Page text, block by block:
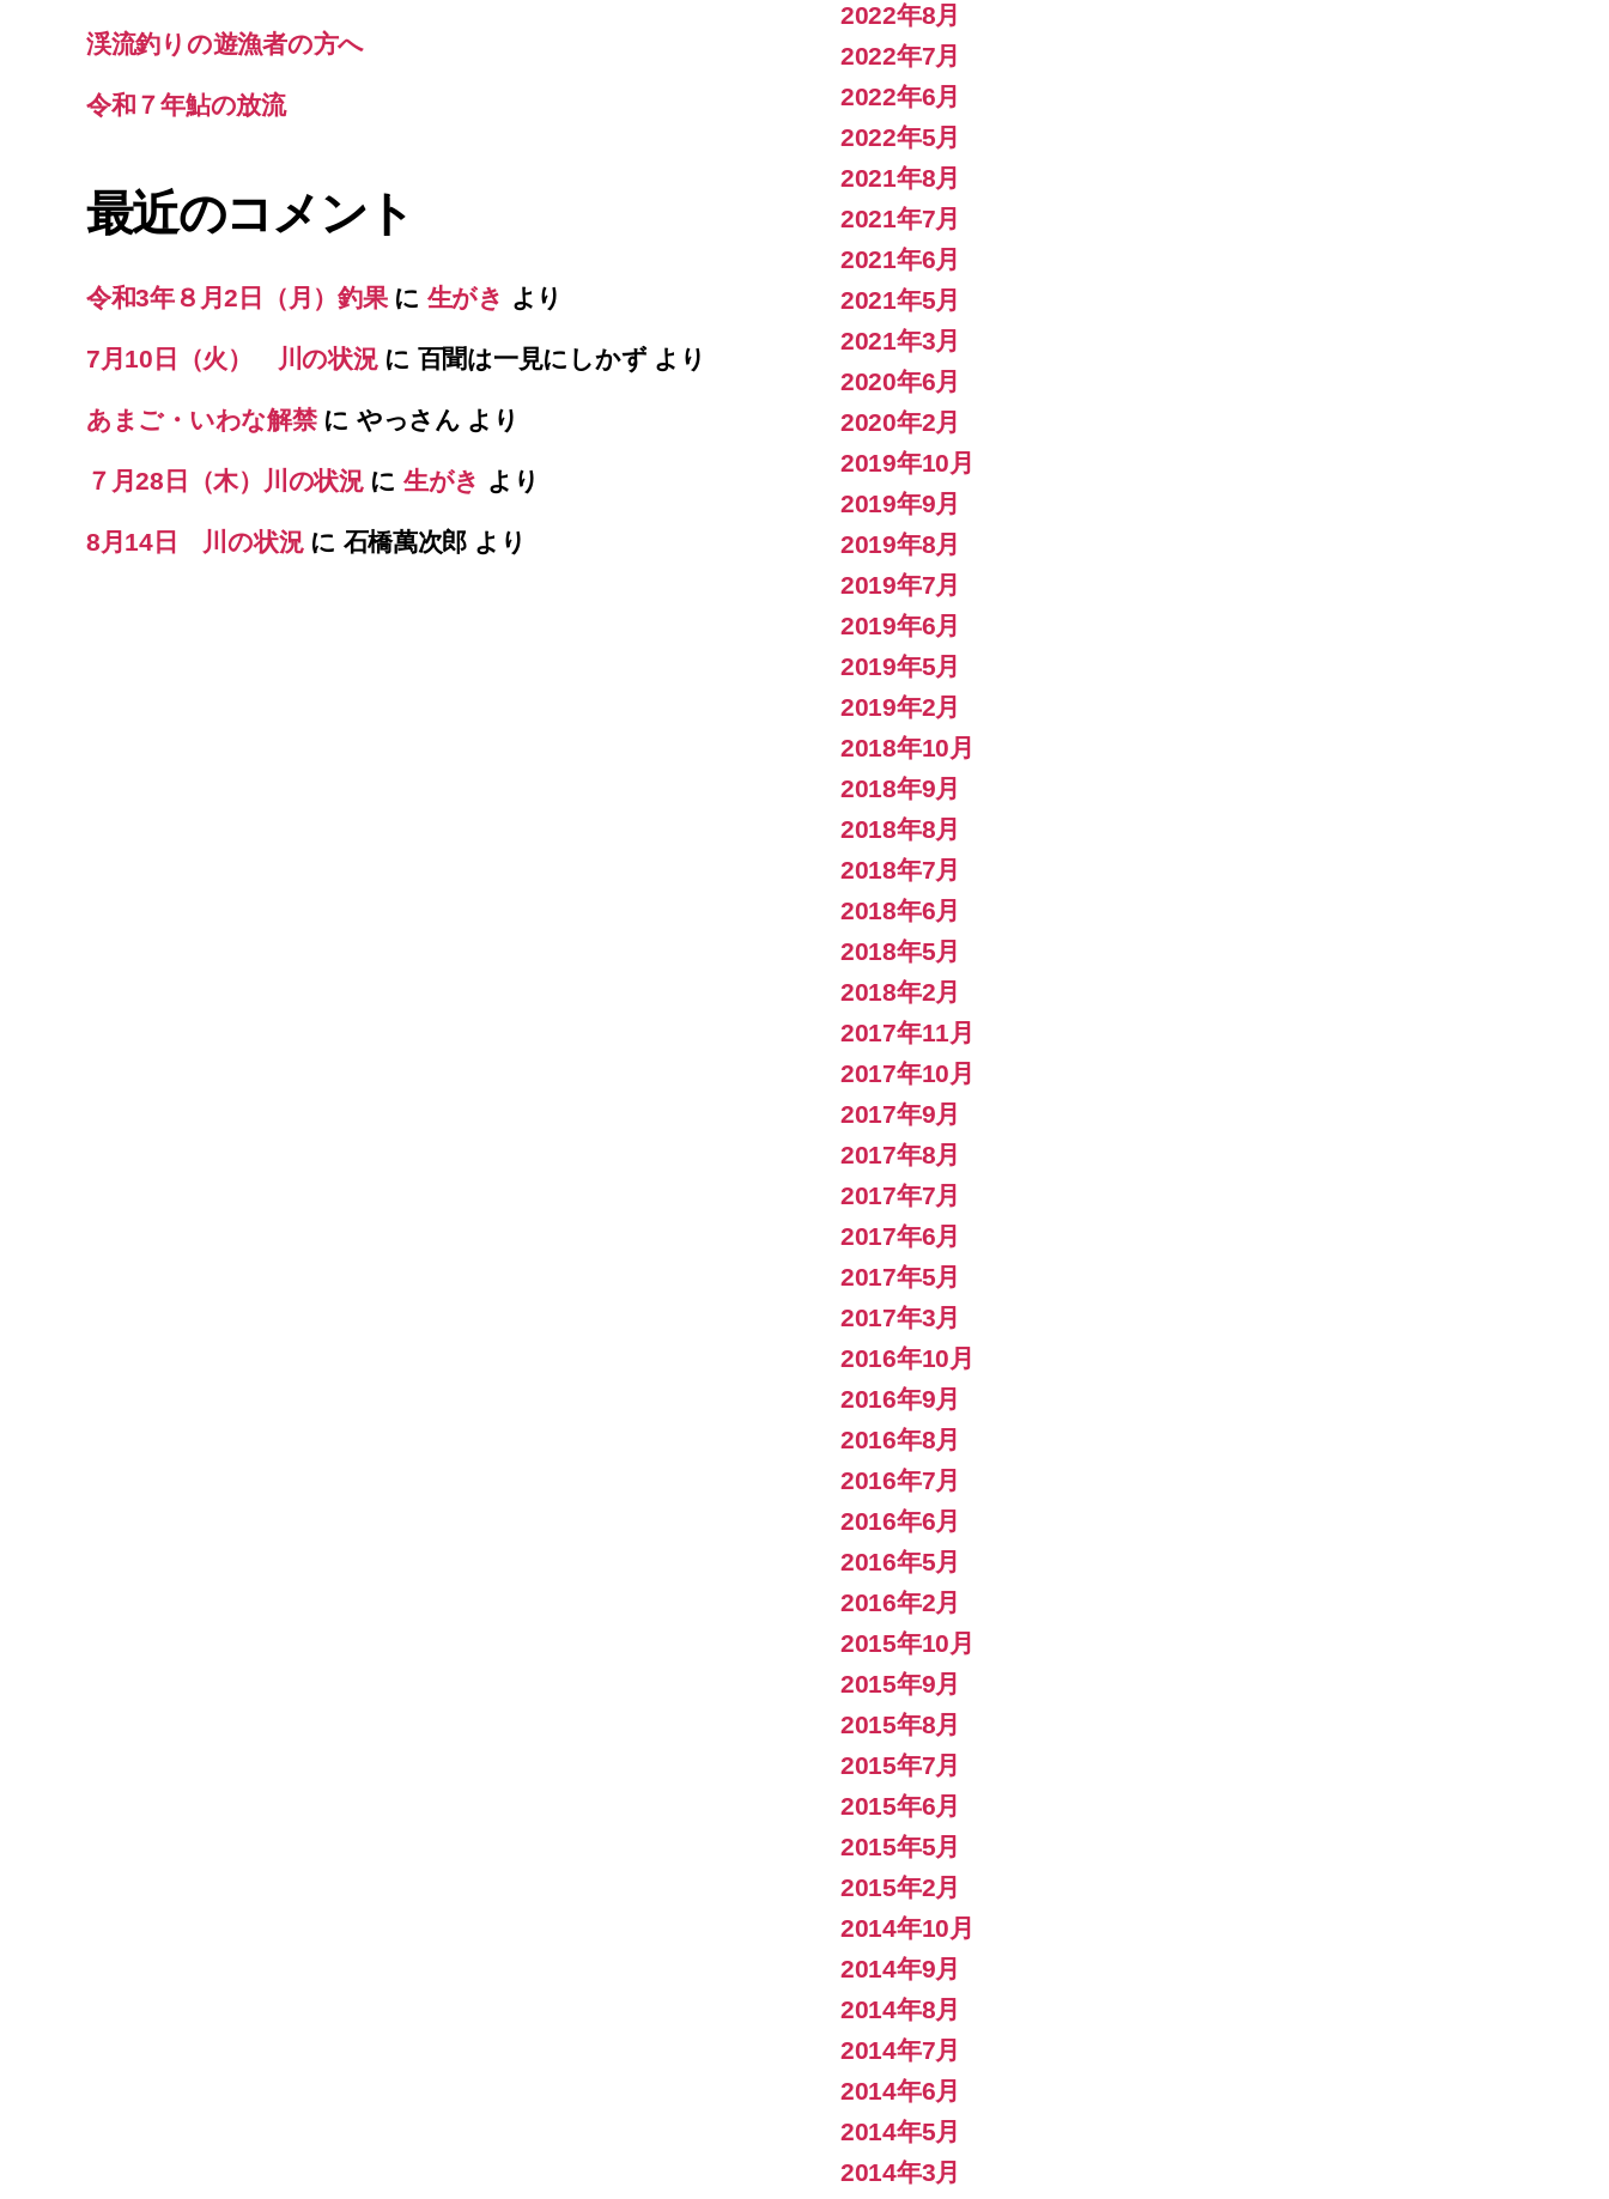
渓流釣りの遊漁者の方へ
令和７年鮎の放流
最近のコメント
令和3年８月2日（月）釣果に 生がき より
7月10日（火） 川の状況に 百聞は一見にしかずより
あまご・いわな解禁に やっさん より
７月28日（木）川の状況に 生がき より
8月14日 川の状況に 石橋萬次郎 より
2022年8月
2022年7月
2022年6月
2022年5月
2021年8月
2021年7月
2021年6月
2021年5月
2021年3月
2020年6月
2020年2月
2019年10月
2019年9月
2019年8月
2019年7月
2019年6月
2019年5月
2019年2月
2018年10月
2018年9月
2018年8月
2018年7月
2018年6月
2018年5月
2018年2月
2017年11月
2017年10月
2017年9月
2017年8月
2017年7月
2017年6月
2017年5月
2017年3月
2016年10月
2016年9月
2016年8月
2016年7月
2016年6月
2016年5月
2016年2月
2015年10月
2015年9月
2015年8月
2015年7月
2015年6月
2015年5月
2015年2月
2014年10月
2014年9月
2014年8月
2014年7月
2014年6月
2014年5月
2014年3月